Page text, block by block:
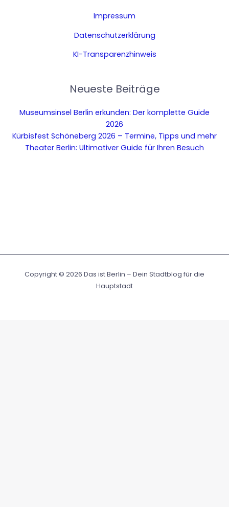
Impressum
Datenschutzerklärung
KI-Transparenzhinweis
Neueste Beiträge
Museumsinsel Berlin erkunden: Der komplette Guide
2026
Kürbisfest Schöneberg 2026 – Termine, Tipps und mehr
Theater Berlin: Ultimativer Guide für Ihren Besuch
Copyright © 2026 Das ist Berlin – Dein Stadtblog für die
Hauptstadt